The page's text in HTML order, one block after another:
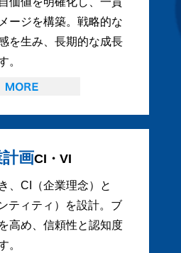
ージを構築。戦略的な
を生み、長期的な成長
。
画CI・VI
、CI（企業理念）と
ティティ）を設計。ブ
高め、信頼性と認知度
。